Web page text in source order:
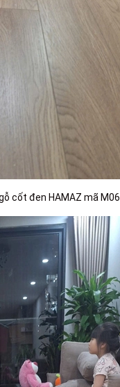
cốt đen HAMAZ mã M06